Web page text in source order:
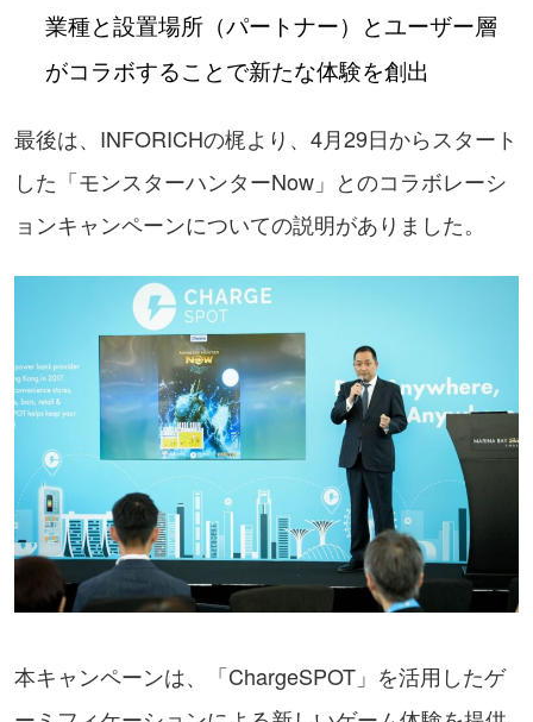
業種と設置場所（パートナー）とユーザー層
がコラボすることで新たな体験を創出
最後は、INFORICHの梶より、4月29日からスタート
した「モンスターハンターNow」とのコラボレーシ
ョンキャンペーンについての説明がありました。
本キャンペーンは、「ChargeSPOT」を活用したゲ